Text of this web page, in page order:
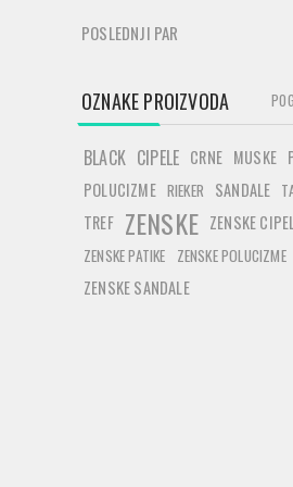
POSLEDNJI PAR
OZNAKE PROIZVODA
BLACK CIPELE CRNE MUSKE
POLUCIZME RIEKER SANDALE
TREF ZENSKE ZENSKE
ZENSKE PATIKE ZENSKE POLUCIZME
ZENSKE SANDALE